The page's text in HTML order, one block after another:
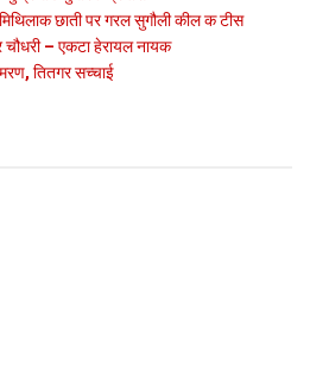
छाती पर गरल सुगौली कील क टीस
चौधरी – एकटा हेरायल नायक
तितगर सच्‍चाई